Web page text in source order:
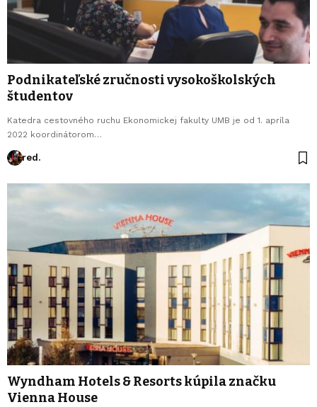
Podnikateľské zručnosti vysokoškolských
študentov
Katedra cestovného ruchu Ekonomickej fakulty UMB je od 1. apríla
2022 koordinátorom…
red.
Wyndham Hotels & Resorts kúpila značku
Vienna House